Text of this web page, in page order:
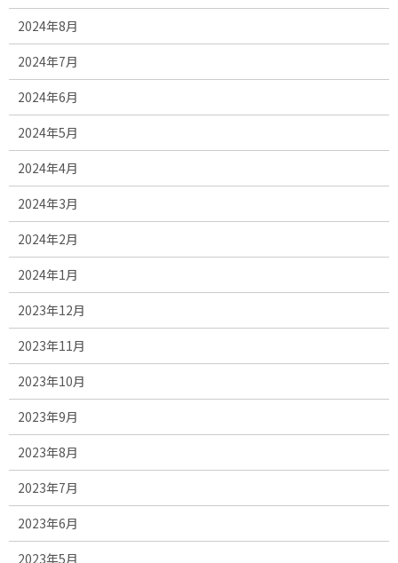
2024年8月
2024年7月
2024年6月
2024年5月
2024年4月
2024年3月
2024年2月
2024年1月
2023年12月
2023年11月
2023年10月
2023年9月
2023年8月
2023年7月
2023年6月
2023年5月